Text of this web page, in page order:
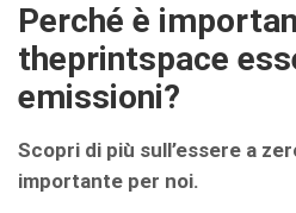
Perché è
theprintspace
emissioni?
Scopri di più sull’essere a
importante per noi.